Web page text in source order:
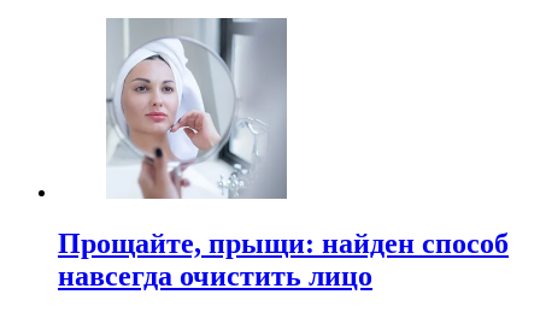
Прощайте, прыщи: найден способ
навсегда очистить лицо